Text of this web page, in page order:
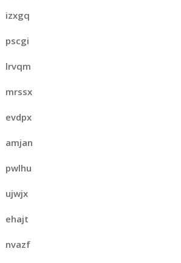
izxgq
pscgi
lrvqm
mrssx
evdpx
amjan
pwlhu
ujwjx
ehajt
nvazf